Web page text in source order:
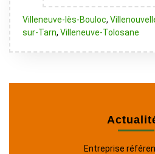
Villeneuve-lès-Bouloc,
sur-Tarn, Villeneuve-Tolosane
Entreprise